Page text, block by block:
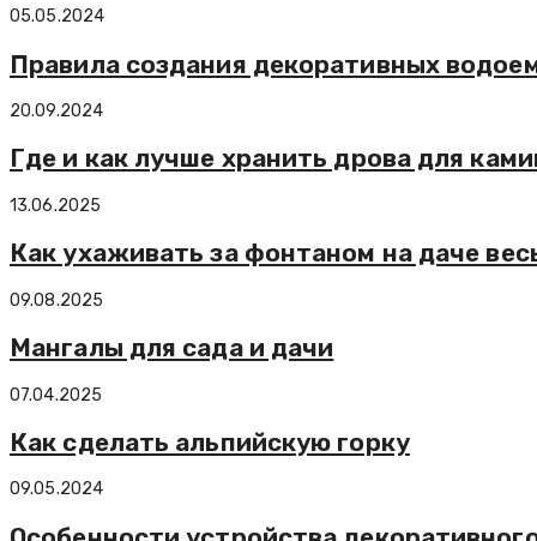
05.05.2024
Правила создания декоративных
20.09.2024
Где и как лучше хранить дрова для
13.06.2025
Как ухаживать за фонтаном на даче
09.08.2025
Мангалы для сада и дачи
07.04.2025
Как сделать альпийскую горку
09.05.2024